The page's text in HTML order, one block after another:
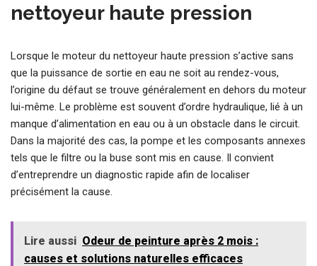
nettoyeur haute pression
Lorsque le moteur du nettoyeur haute pression s’active sans
que la puissance de sortie en eau ne soit au rendez-vous,
l’origine du défaut se trouve généralement en dehors du moteur
lui-même. Le problème est souvent d’ordre hydraulique, lié à un
manque d’alimentation en eau ou à un obstacle dans le circuit.
Dans la majorité des cas, la pompe et les composants annexes
tels que le filtre ou la buse sont mis en cause. Il convient
d’entreprendre un diagnostic rapide afin de localiser
précisément la cause.
Lire aussi Odeur de peinture après 2 mois :
causes et solutions naturelles efficaces